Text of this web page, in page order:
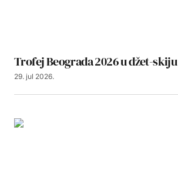
Trofej Beograda 2026 u džet-skiju
29. jul 2026.